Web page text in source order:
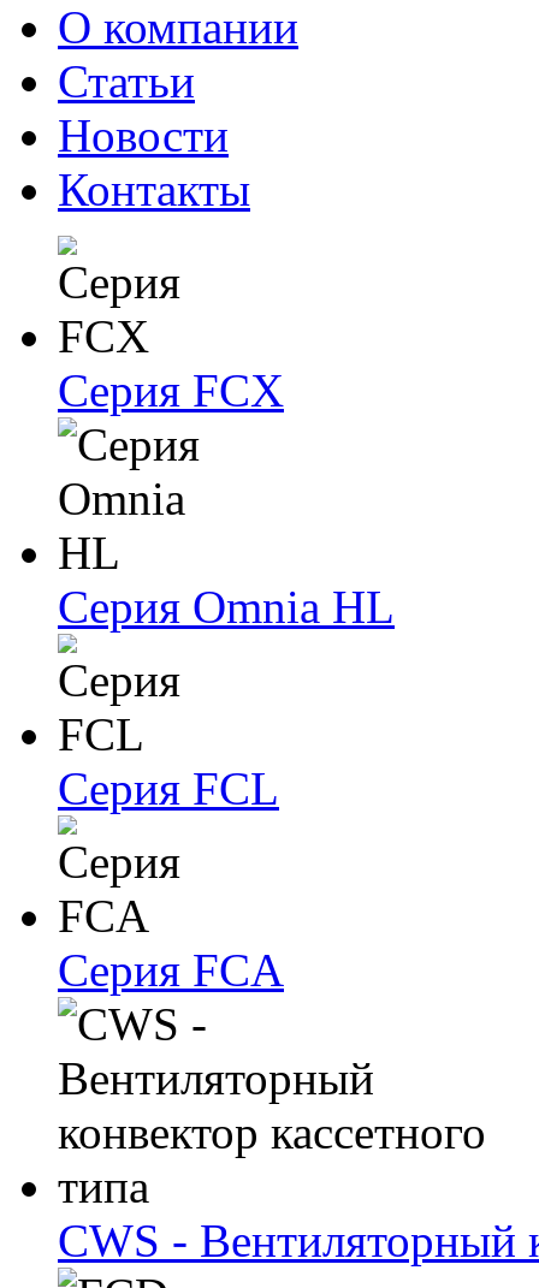
О компании
Статьи
Новости
Контакты
Серия FCX
Серия Omnia HL
Серия FCL
Серия FCA
CWS - Вентиляторный